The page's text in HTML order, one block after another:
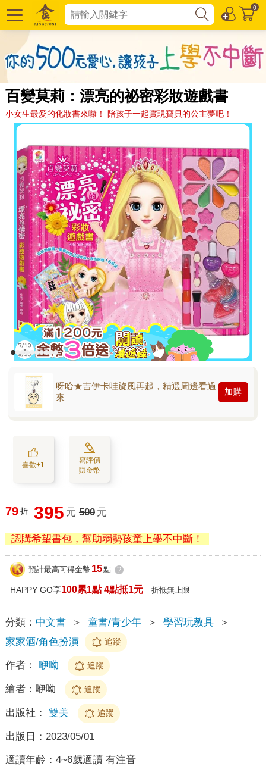
0
百變莫莉：漂亮的祕密彩妝遊戲書
小女生最愛的化妝書來囉！ 陪孩子一起實現寶貝的公主夢吧！
呀哈★吉伊卡哇旋風再起，精選周邊看過
來
加購
喜歡+1
寫評價
賺金幣
79 折 395 元 500 元
認購希望書包，幫助弱勢孩童上學不中斷！
預計最高可得金幣 15點 ?
HAPPY GO享100累1點 4點抵1元 折抵無上限
分類： 中文書 ＞ 童書/青少年 ＞ 學習玩教具
＞
家家酒/角色扮演
追蹤
作者： 咿呦 追蹤
繪者： 咿呦 追蹤
出版社： 雙美 追蹤
出版日： 2023/05/01
適讀年齡： 4~6歲適讀 有注音